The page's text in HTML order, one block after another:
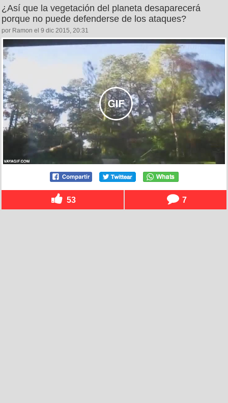
¿Así que la vegetación del planeta desaparecerá
porque no puede defenderse de los ataques?
por Ramon el 9 dic 2015, 20:31
53 7